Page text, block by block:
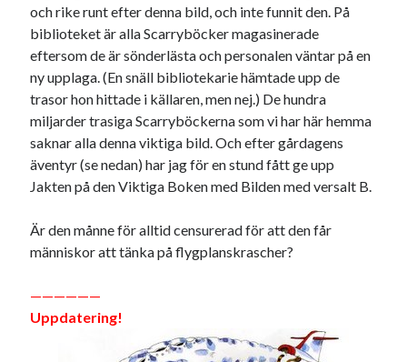
historia hotell jobb
Julkalenderfacit Julkalendern
julkalendern 2021 konst
kåseri lifvet Lund mat minne
minnen mode museum musik
nostalgi ord radio recept
reklam resa sekrutt skola
sommar språk språkpolis
Stockholm
USA
och rike runt efter denna bild, och inte funnit den. På
biblioteket är alla Scarryböcker magasinerade
eftersom de är sönderlästa och personalen väntar på en
ny upplaga. (En snäll bibliotekarie hämtade upp de
trasor hon hittade i källaren, men nej.) De hundra
miljarder trasiga Scarryböckerna som vi har här hemma
saknar alla denna viktiga bild. Och efter gårdagens
äventyr (se nedan) har jag för en stund fått ge upp
Jakten på den Viktiga Boken med Bilden med versalt B.
Är den månne för alltid censurerad för att den får
människor att tänka på flygplanskrascher?
——————
Uppdatering!